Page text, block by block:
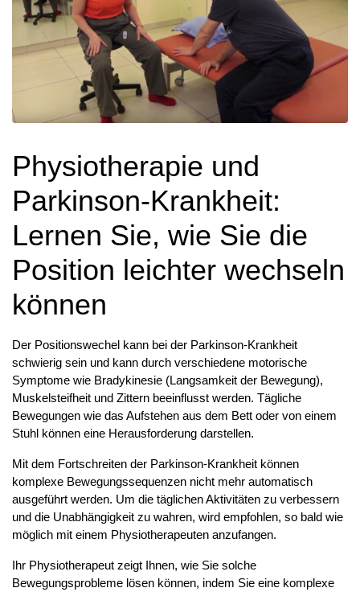
Physiotherapie und
Parkinson-Krankheit:
Lernen Sie, wie Sie die
Position leichter wechseln
können
Der Positionswechel kann bei der Parkinson-Krankheit
schwierig sein und kann durch verschiedene motorische
Symptome wie Bradykinesie (Langsamkeit der Bewegung),
Muskelsteifheit und Zittern beeinflusst werden. Tägliche
Bewegungen wie das Aufstehen aus dem Bett oder von einem
Stuhl können eine Herausforderung darstellen.
Mit dem Fortschreiten der Parkinson-Krankheit können
komplexe Bewegungssequenzen nicht mehr automatisch
ausgeführt werden. Um die täglichen Aktivitäten zu verbessern
und die Unabhängigkeit zu wahren, wird empfohlen, so bald wie
möglich mit einem Physiotherapeuten anzufangen.
Ihr Physiotherapeut zeigt Ihnen, wie Sie solche
Bewegungsprobleme lösen können, indem Sie eine komplexe